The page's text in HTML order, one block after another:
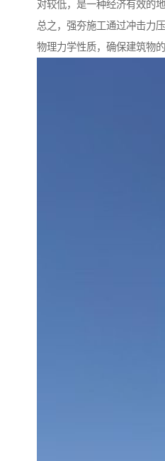
对较低，是一种经济有效的
总之，强夯施工通过冲击力
物理力学性质，确保建筑物